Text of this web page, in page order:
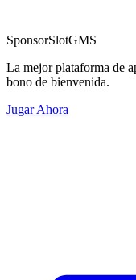
SponsorSlotGMS
La mejor plataforma de
bono de bienvenida.
Jugar Ahora